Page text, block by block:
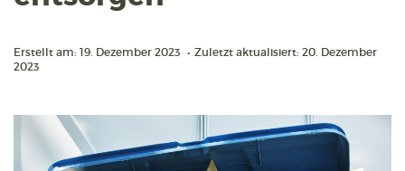
Erstellt am: 19. Dezember 2023 • Zuletzt aktualisiert: 20. Dezember
2023